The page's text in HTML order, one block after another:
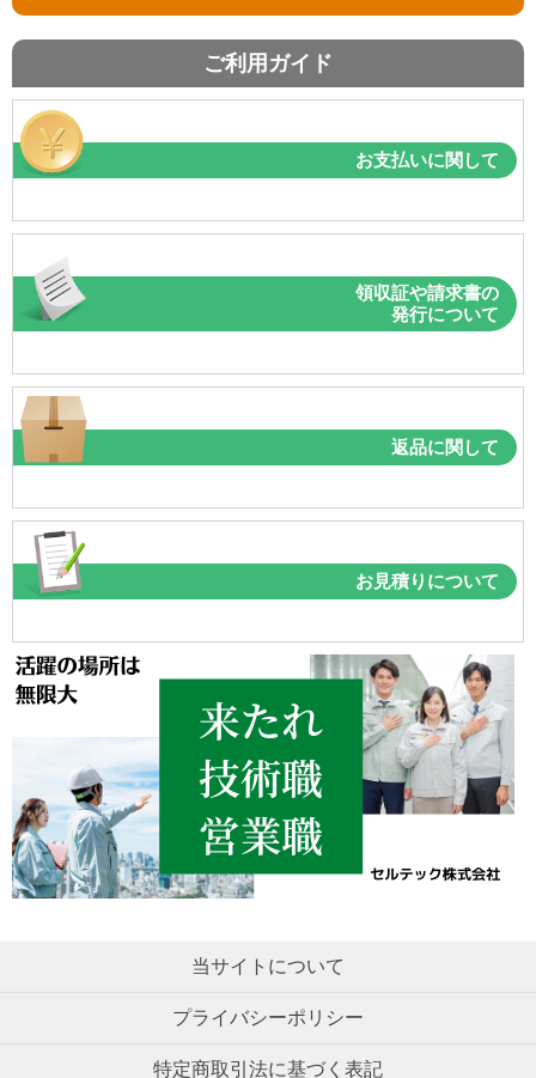
ご利用ガイド
お支払いに関して
領収証や請求書の
発行について
返品に関して
お見積りについて
当サイトについて
プライバシーポリシー
特定商取引法に基づく表記